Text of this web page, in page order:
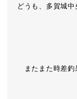
どうも、多賀城中
またまた時差釣